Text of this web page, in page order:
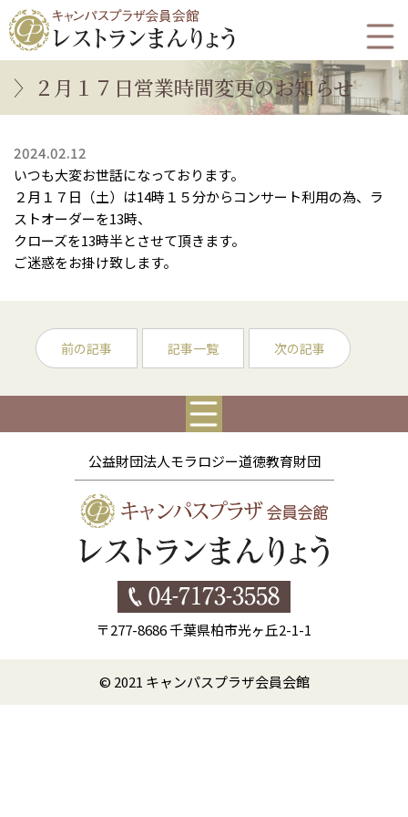
２月１７日営業時間変更のお知らせ
2024.02.12
いつも大変お世話になっております。
２月１７日（土）は14時１５分からコンサート利用の為、ラ
ストオーダーを13時、
クローズを13時半とさせて頂きます。
ご迷惑をお掛け致します。
前の記事 記事一覧 次の記事
公益財団法人モラロジー道徳教育財団
〒277-8686 千葉県柏市光ヶ丘2-1-1
© 2021 キャンパスプラザ会員会館